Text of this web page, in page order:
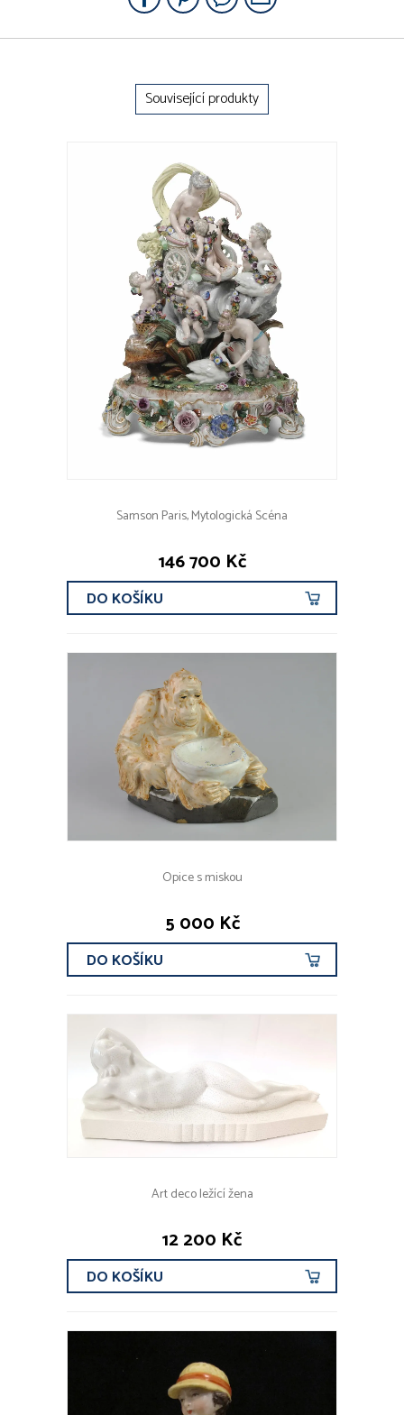
Související produkty
Samson Paris, Mytologická Scéna
146 700 Kč
DO KOŠÍKU
Opice s miskou
5 000 Kč
DO KOŠÍKU
Art deco ležící žena
12 200 Kč
DO KOŠÍKU